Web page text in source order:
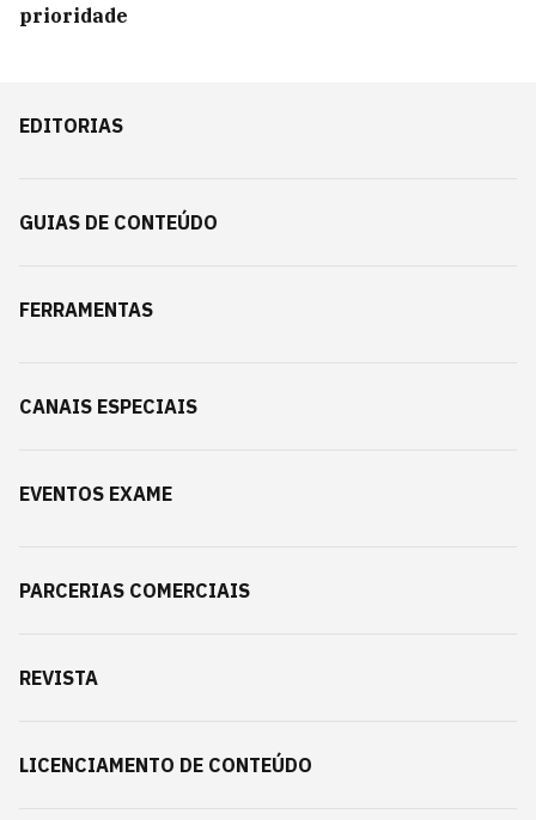
prioridade
EDITORIAS
GUIAS DE CONTEÚDO
FERRAMENTAS
CANAIS ESPECIAIS
EVENTOS EXAME
PARCERIAS COMERCIAIS
REVISTA
LICENCIAMENTO DE CONTEÚDO